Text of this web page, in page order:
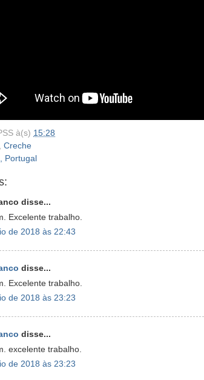
à(s) 15:28
, Creche
Portugal
disse...
Excelente trabalho.
de 2018 às 22:43
disse...
Excelente trabalho.
de 2018 às 23:23
disse...
excelente trabalho.
de 2018 às 23:23